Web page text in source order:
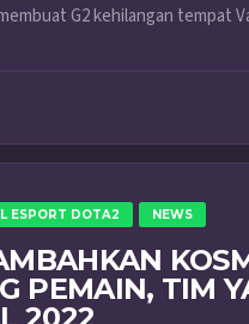
G2 kehilangan tempat
ESPORT DOTA2 NEWS
PEMAIN, TIM